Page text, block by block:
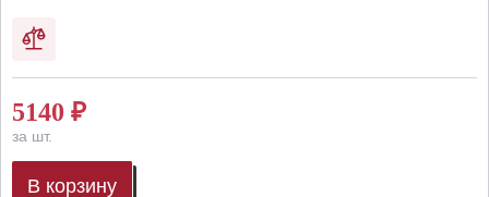
5140 ₽
за шт.
В корзину